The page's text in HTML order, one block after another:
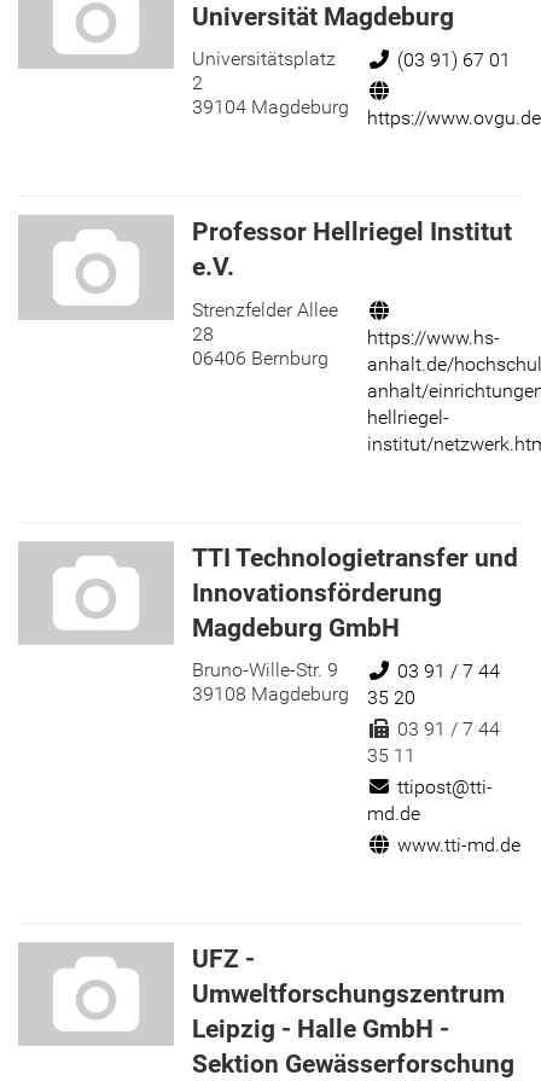
Universität Magdeburg
Universitätsplatz
2
39104 Magdeburg
Telefon:
(03 91) 67 01
https://
Professor Hellriegel Institut
e.V.
Strenzfelder Allee
28
06406 Bernburg
https://www.hs-
anhalt.de/
anhalt/
hellriegel-
institut/
TTI Technologietransfer und
Innovationsförderung
Magdeburg GmbH
Bruno-Wille-Str. 9
39108 Magdeburg
Telefon:
03 91 / 7 44
35 20
Fax:
03 91 / 7 44
35 11
E-Mail:
ttipost@tti-
md.de
Internet:
www.tti-md.de
UFZ -
Umweltforschungszentrum
Leipzig - Halle GmbH -
Sektion Gewässerforschung